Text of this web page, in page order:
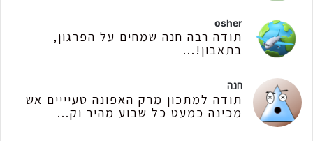
osher
תודה רבה חנה שמחים על הפרגון,
בתאבון!...
חנה
תודה למתכון מרק האפונה טעיייים אש
מכינה כמעט כל שבוע מהיר וק...